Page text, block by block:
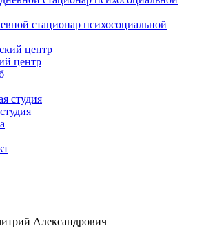
стационар психосоциальной
центр
Александрович